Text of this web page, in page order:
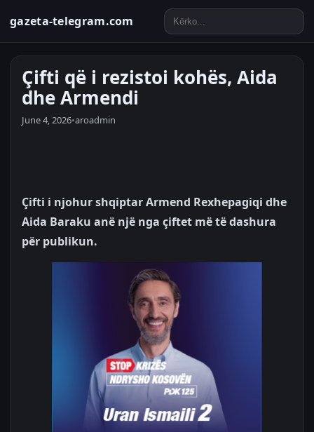
gazeta-telegram.com
Çifti që i rezistoi kohës, Aida
dhe Armendi
June 4, 2026•aroadmin
Çifti i njohur shqiptar Armend Rexhepagiqi dhe
Aida Baraku anë një nga çiftet më të dashura
për publikun.